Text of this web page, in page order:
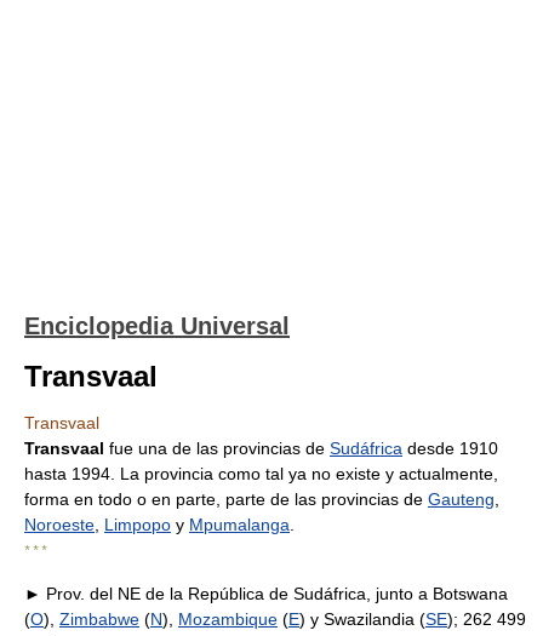
Enciclopedia Universal
Transvaal
Transvaal
Transvaal fue una de las provincias de Sudáfrica desde 1910
hasta 1994. La provincia como tal ya no existe y actualmente,
forma en todo o en parte, parte de las provincias de Gauteng
Noroeste Limpopo y Mpumalanga
* * *
► Prov. del NE de la República de Sudáfrica, junto a Botswana
(O), Zimbabwe (N), Mozambique (E) y Swazilandia (SE); 262 499